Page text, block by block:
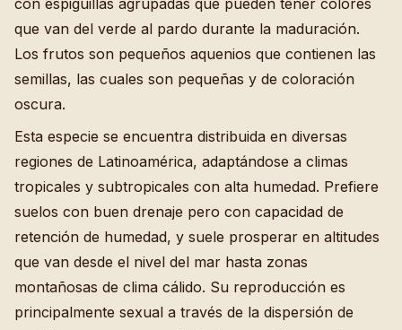
con espiguillas agrupadas que pueden tener colores
que van del verde al pardo durante la maduración.
Los frutos son pequeños aquenios que contienen las
semillas, las cuales son pequeñas y de coloración
oscura.
Esta especie se encuentra distribuida en diversas
regiones de Latinoamérica, adaptándose a climas
tropicales y subtropicales con alta humedad. Prefiere
suelos con buen drenaje pero con capacidad de
retención de humedad, y suele prosperar en altitudes
que van desde el nivel del mar hasta zonas
montañosas de clima cálido. Su reproducción es
principalmente sexual a través de la dispersión de